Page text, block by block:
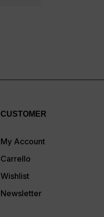
CUSTOMER
My Account
Carrello
Wishlist
Newsletter